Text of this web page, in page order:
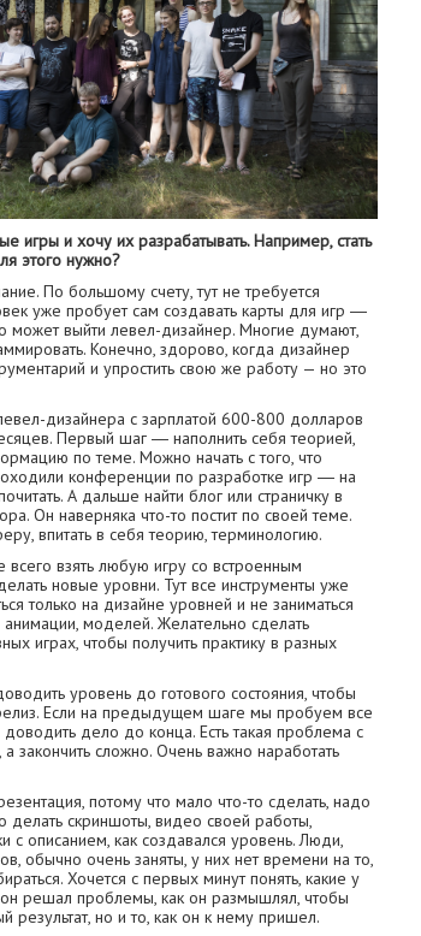
игры и хочу их разрабатывать. Например, стать
этого нужно?
По большому счету, тут не требуется
уже пробует сам создавать карты для игр ―
может выйти левел-дизайнер. Многие думают,
Конечно, здорово, когда дизайнер
и упростить свою же работу — но это
дизайнера с зарплатой 600-800 долларов
Первый шаг ― наполнить себя теорией,
по теме. Можно начать с того, что
конференции по разработке игр ― на
А дальше найти блог или страничку в
Он наверняка что-то постит по своей теме.
впитать в себя теорию, терминологию.
взять любую игру со встроенным
новые уровни. Тут все инструменты уже
только на дизайне уровней и не заниматься
моделей. Желательно сделать
играх, чтобы получить практику в разных
уровень до готового состояния, чтобы
Если на предыдущем шаге мы пробуем все
доводить дело до конца. Есть такая проблема с
а закончить сложно. Очень важно наработать
потому что мало что-то сделать, надо
скриншоты, видео своей работы,
с описанием, как создавался уровень. Люди,
обычно очень заняты, у них нет времени на то,
Хочется с первых минут понять, какие у
решал проблемы, как он размышлял, чтобы
результат, но и то, как он к нему пришел.